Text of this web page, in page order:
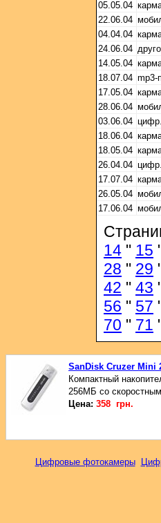
05.05.04
22.06.04
04.04.04
24.06.04
14.05.04
18.07.04 mp3-
17.05.04
28.06.04
03.06.04
18.06.04
18.05.04
26.04.04
17.07.04
26.05.04
17.06.04
14 " 15
28 " 29
42 " 43
56 " 57
70 " 71
SanDisk Cruzer Mini
Компактный
256МБ со
Цена: 358 грн.
Цифровые фотокамеры